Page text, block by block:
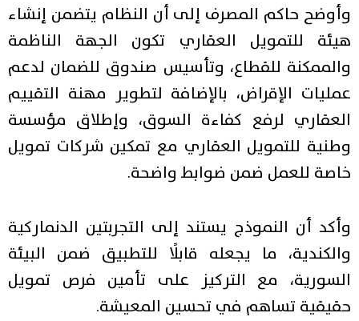
وأوضح حاكم المصرف إلى أن النظام يتضمن إنشاء
هيئة للتمويل العقاري تكون الجهة الناظمة
والممكنة للقطاع، وتأسيس صندوق للضمان لدعم
عمليات الإقراض، بالإضافة لتطوير مهنة التقييم
العقاري لرفع كفاءة السوق، وإطلاق مؤسسة
وطنية للتمويل العقاري مع تمكين شركات تمويل
خاصة للعمل ضمن ضوابط واضحة.
وأكد أن النموذج يستند إلى التجربتين الدنماركية
والكندية، ما يجعله قابلًا للتطبيق ضمن البيئة
السورية، مع التركيز على تأمين فرص تمويل
حقيقية تساهم في تحسين المعيشة.